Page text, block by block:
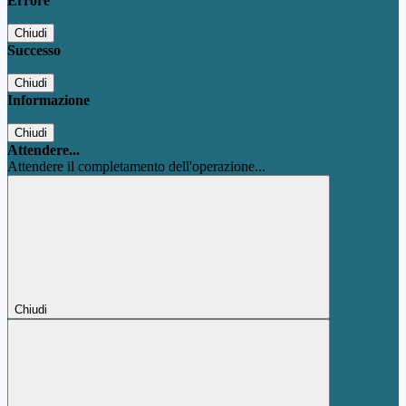
Chiudi
Successo
Chiudi
Informazione
Chiudi
Attendere...
Attendere il completamento dell'operazione...
Chiudi